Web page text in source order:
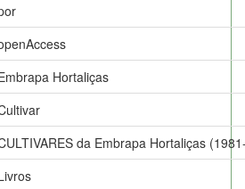
Hortaliças
da Embrapa Hortaliças